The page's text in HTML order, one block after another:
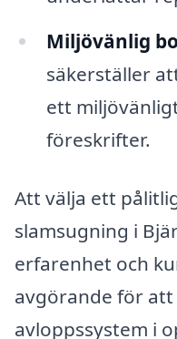
Miljövänlig
säkerställer
ett
föreskrifter.
Att välja ett
slamsugning i
erfarenhet och
avgörande för
avloppssystem i